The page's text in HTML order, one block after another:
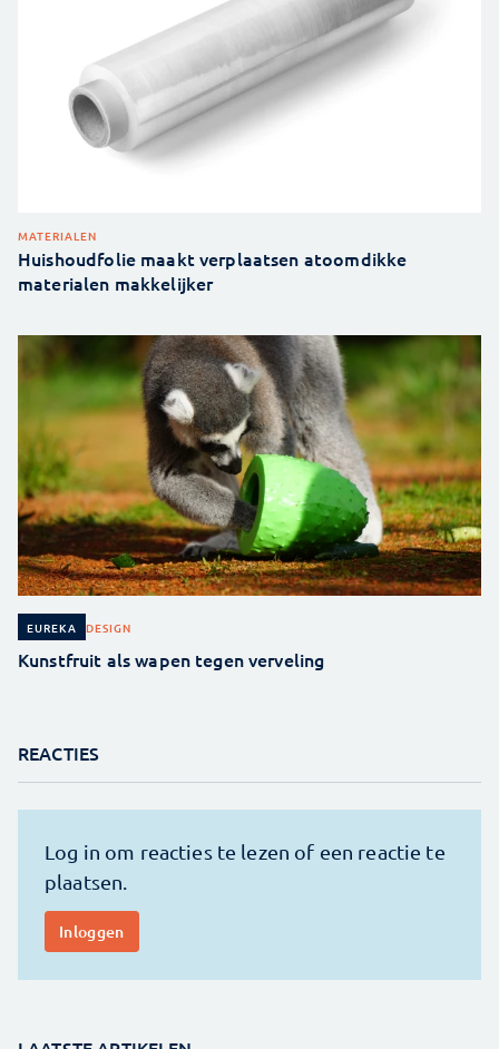
MATERIALEN
Huishoudfolie maakt verplaatsen atoomdikke
materialen makkelijker
EUREKA DESIGN
Kunstfruit als wapen tegen verveling
REACTIES